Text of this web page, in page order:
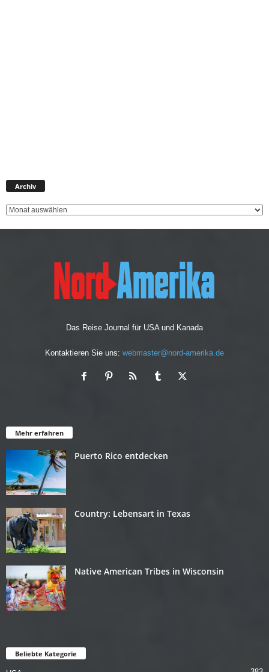
Archiv
h
Das Reise Journal für USA und Kanada
Kontaktieren Sie uns: webmaster@nord-amerika.de
Mehr erfahren
Puerto Rico entdecken
Country: Lebensart in Texas
Native American Tribes in Wisconsin
Beliebte Kategorie